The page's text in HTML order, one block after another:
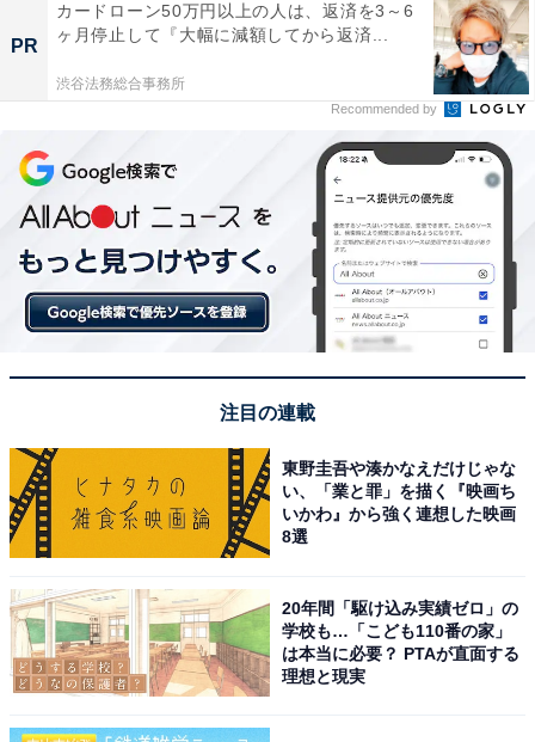
【今日チェックしたい】Appleの人気商品5選
Apple「13インチiPad Pro（M5）」
Apple 13インチiPad Pro（M5）：Ultra Retina XDR ディ
スプレイ、256GB、横向きの12MP フロント/バックカメ
ラ、LiDAR スキャナ、Apple N1によるWi-Fi 7、Face
PR
カードローン50万円以上の人は、返済を3～6
ヶ月停止して『大幅に減額してから返済...
渋谷法務総合事務所
Recommended by
注目の連載
東野圭吾や湊かなえだけじゃな
い、「業と罪」を描く『映画ち
いかわ』から強く連想した映画
8選
20年間「駆け込み実績ゼロ」の
学校も…「こども110番の家」
は本当に必要？ PTAが直面する
理想と現実